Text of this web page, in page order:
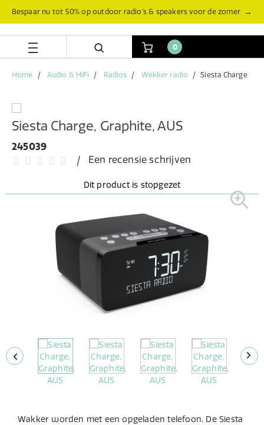
Bespaar nu tot 50% op outdoor radio’s & speakers voor de zomer →
0
Home Audio & HiFi Radios Wekker radio Siesta Charge
Siesta Charge, Graphite, AUS
245039
Een recensie schrijven
Wakker worden met een opgeladen telefoon. De Siesta